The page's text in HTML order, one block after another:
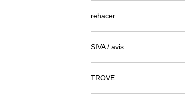
rehacer
SIVA / avis
TROVE